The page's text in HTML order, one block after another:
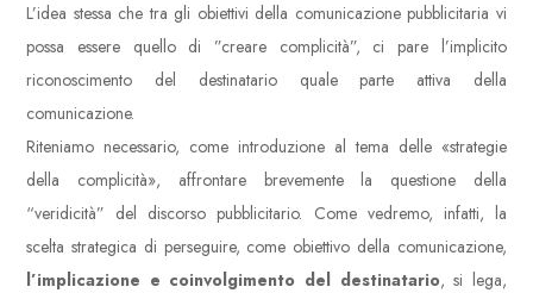
L’idea stessa che tra gli obiettivi della comunicazione pubblicitaria vi
possa essere quello di ”creare complicità”, ci pare l’implicito
riconoscimento del destinatario quale parte attiva della
comunicazione.
Riteniamo necessario, come introduzione al tema delle «strategie
della complicità», affrontare brevemente la questione della
“veridicità” del discorso pubblicitario. Come vedremo, infatti, la
scelta strategica di perseguire, come obiettivo della comunicazione,
l’implicazione e coinvolgimento del destinatario, si lega,